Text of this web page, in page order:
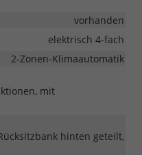
vorhanden
elektrisch 4-fach
2-Zonen-Klimaautomatik
mit
hinten geteilt,